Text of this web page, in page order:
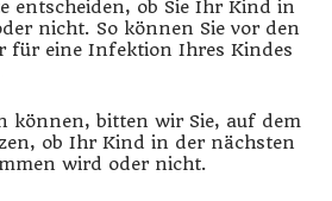
entscheiden, ob Sie Ihr Kind in
nicht. So können Sie vor den
für eine Infektion Ihres Kindes
können, bitten wir Sie, auf dem
ob Ihr Kind in der nächsten
wird oder nicht.